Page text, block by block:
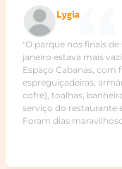
Lygia
"O parque nos finais
janeiro estava mais
Espaço Cabanas, com
espreguiçadeiras,
cofre), toalhas,
serviço do restaurante
Foram dias